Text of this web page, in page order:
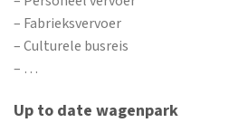
– Fabrieksvervoer
– Culturele busreis
– …
Up to date wagenpark